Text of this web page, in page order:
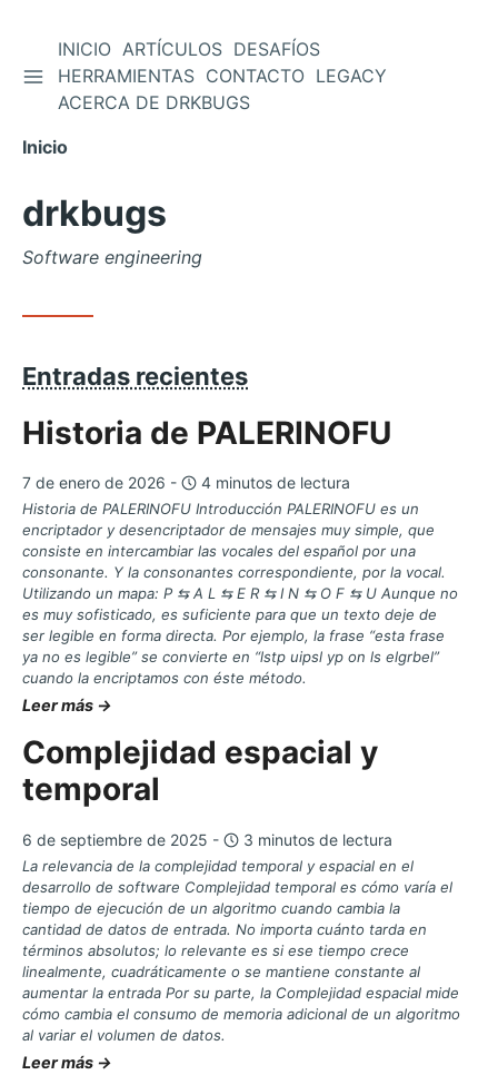
Saltar
contenido
ALTERNAR BARRA LATERAL
INICIO ARTÍCULOS DESAFÍOS
HERRAMIENTAS CONTACTO LEGACY
ACERCA DE DRKBUGS
Inicio
drkbugs
Software engineering
Entradas recientes
Historia de PALERINOFU
7 de enero de 2026 - 4 minutos de lectura
Historia de PALERINOFU Introducción PALERINOFU es un
encriptador y desencriptador de mensajes muy simple, que
consiste en intercambiar las vocales del español por una
consonante. Y la consonantes correspondiente, por la vocal.
Utilizando un mapa: P ⇆ A L ⇆ E R ⇆ I N ⇆ O F ⇆ U Aunque no
es muy sofisticado, es suficiente para que un texto deje de
ser legible en forma directa. Por ejemplo, la frase “esta frase
ya no es legible” se convierte en “lstp uipsl yp on ls elgrbel”
cuando la encriptamos con éste método.
Leer más →
Complejidad espacial y
temporal
6 de septiembre de 2025 - 3 minutos de lectura
La relevancia de la complejidad temporal y espacial en el
desarrollo de software Complejidad temporal es cómo varía el
tiempo de ejecución de un algoritmo cuando cambia la
cantidad de datos de entrada. No importa cuánto tarda en
términos absolutos; lo relevante es si ese tiempo crece
linealmente, cuadráticamente o se mantiene constante al
aumentar la entrada Por su parte, la Complejidad espacial mide
cómo cambia el consumo de memoria adicional de un algoritmo
al variar el volumen de datos.
Leer más →